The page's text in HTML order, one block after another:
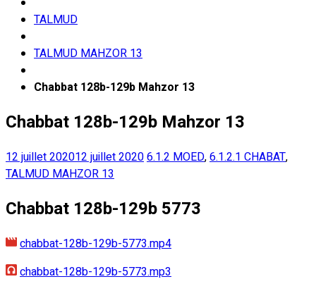
TALMUD
TALMUD MAHZOR 13
Chabbat 128b-129b Mahzor 13
Chabbat 128b-129b Mahzor 13
12 juillet 202012 juillet 20206.1.2 MOED,6.1.2.1 CHABAT,
TALMUD MAHZOR 13
Chabbat 128b-129b 5773
chabbat-128b-129b-5773.mp4
chabbat-128b-129b-5773.mp3